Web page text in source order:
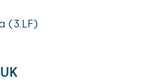
(3.LF)